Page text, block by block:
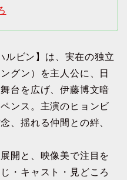
ルビン】は、実在の独立
グン）を主人公に、日
台を広げ、伊藤博文暗
ンス。主演のヒョンビ
、揺れる仲間との絆、
開と、映像美で注目を
・キャスト・見どころ